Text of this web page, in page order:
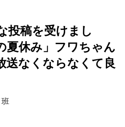
投稿を受けまし
休み」フワちゃん
送なくならなくて良